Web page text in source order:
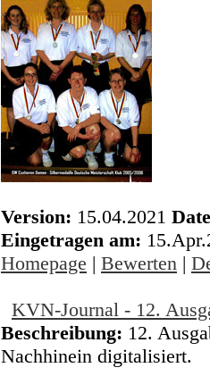
Version: 15.04.2021
Eingetragen am:
Homepage | Bewerten |
KVN-Journal - 12.
Beschreibung: 12.
Nachhinein digitalisiert.